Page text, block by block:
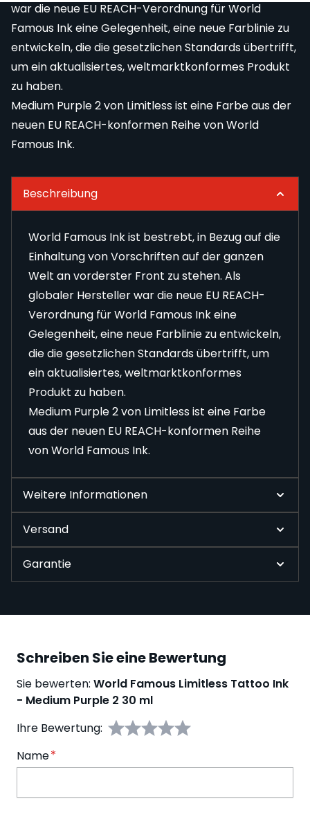
war die neue EU REACH-Verordnung für World
Famous Ink eine Gelegenheit, eine neue Farblinie zu
entwickeln, die die gesetzlichen Standards übertrifft,
um ein aktualisiertes, weltmarktkonformes Produkt
zu haben.
Medium Purple 2 von Limitless ist eine Farbe aus der
neuen EU REACH-konformen Reihe von World
Famous Ink.
Beschreibung
World Famous Ink ist bestrebt, in Bezug auf die
Einhaltung von Vorschriften auf der ganzen
Welt an vorderster Front zu stehen. Als
globaler Hersteller war die neue EU REACH-
Verordnung für World Famous Ink eine
Gelegenheit, eine neue Farblinie zu entwickeln,
die die gesetzlichen Standards übertrifft, um
ein aktualisiertes, weltmarktkonformes
Produkt zu haben.
Medium Purple 2 von Limitless ist eine Farbe
aus der neuen EU REACH-konformen Reihe
von World Famous Ink.
Weitere Informationen
Versand
Garantie
Schreiben Sie eine Bewertung
Sie bewerten: World Famous Limitless Tattoo Ink
- Medium Purple 2 30 ml
Ihre Bewertung:
Name